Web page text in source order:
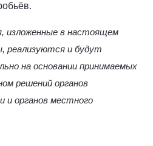
изложенные в настоящем
реализуются и будут
на основании принимаемых
решений органов
и органов местного